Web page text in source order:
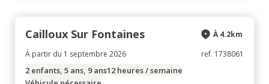
Cailloux Sur Fontaines
À partir du 1 septembre 2026
À 4.2km
ref. 1738061
2 enfants, 5 ans, 9 ans12 heures / semaine